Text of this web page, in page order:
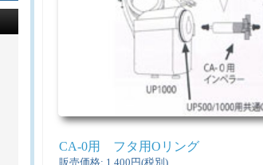
CA-0用 フタ用Oリング
販売価格: 1,400円(税別)